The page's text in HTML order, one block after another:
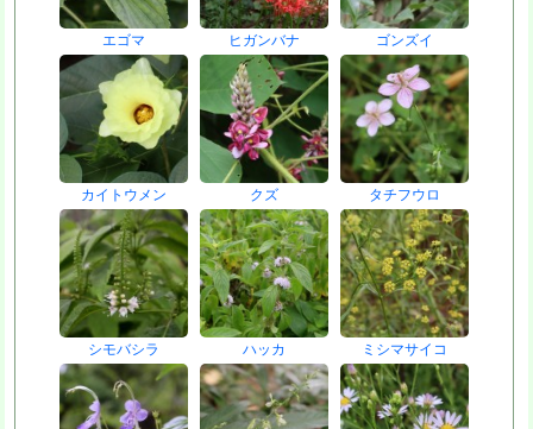
エゴマ ヒガンバナ ゴンズイ
カイトウメン クズ タチフウロ
シモバシラ ハッカ ミシマサイコ